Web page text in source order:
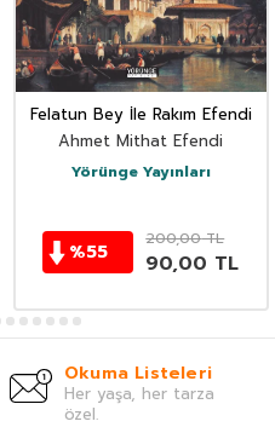
Felatun Bey İle Rakım Efendi
Ahmet Mithat Efendi
Yörünge Yayınları
%55
200,00TL
90,00 TL
Okuma Listeleri
Her yaşa, her tarza
özel.